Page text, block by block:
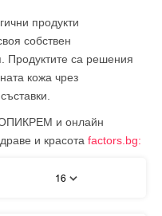
продукти
собствен
Продуктите са решения
кожа чрез
и онлайн
и красота factors.bg:
16